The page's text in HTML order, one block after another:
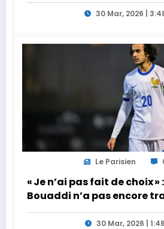
30 Mar, 2026 |
Le Parisien
« Je n’ai pas fait de choix »
Bouaddi n’a pas encore
la France et le Maroc
30 Mar, 2026 | 1:48